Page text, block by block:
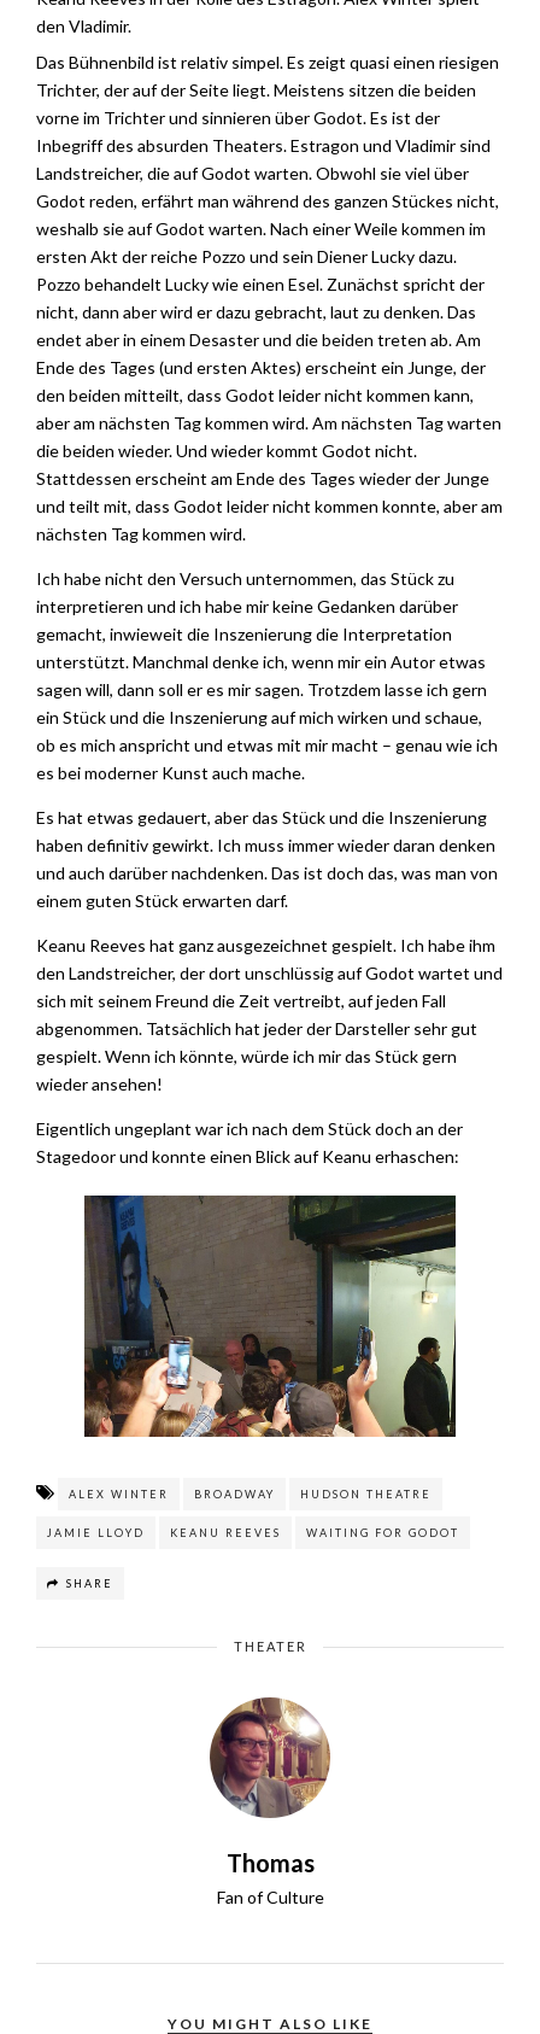
den Vladimir.
Das Bühnenbild ist relativ simpel. Es zeigt quasi einen riesigen
Trichter, der auf der Seite liegt. Meistens sitzen die beiden
vorne im Trichter und sinnieren über Godot. Es ist der
Inbegriff des absurden Theaters. Estragon und Vladimir sind
Landstreicher, die auf Godot warten. Obwohl sie viel über
Godot reden, erfährt man während des ganzen Stückes nicht,
weshalb sie auf Godot warten. Nach einer Weile kommen im
ersten Akt der reiche Pozzo und sein Diener Lucky dazu.
Pozzo behandelt Lucky wie einen Esel. Zunächst spricht der
nicht, dann aber wird er dazu gebracht, laut zu denken. Das
endet aber in einem Desaster und die beiden treten ab. Am
Ende des Tages (und ersten Aktes) erscheint ein Junge, der
den beiden mitteilt, dass Godot leider nicht kommen kann,
aber am nächsten Tag kommen wird. Am nächsten Tag warten
die beiden wieder. Und wieder kommt Godot nicht.
Stattdessen erscheint am Ende des Tages wieder der Junge
und teilt mit, dass Godot leider nicht kommen konnte, aber am
nächsten Tag kommen wird.
Ich habe nicht den Versuch unternommen, das Stück zu
interpretieren und ich habe mir keine Gedanken darüber
gemacht, inwieweit die Inszenierung die Interpretation
unterstützt. Manchmal denke ich, wenn mir ein Autor etwas
sagen will, dann soll er es mir sagen. Trotzdem lasse ich gern
ein Stück und die Inszenierung auf mich wirken und schaue,
ob es mich anspricht und etwas mit mir macht – genau wie ich
es bei moderner Kunst auch mache.
Es hat etwas gedauert, aber das Stück und die Inszenierung
haben definitiv gewirkt. Ich muss immer wieder daran denken
und auch darüber nachdenken. Das ist doch das, was man von
einem guten Stück erwarten darf.
Keanu Reeves hat ganz ausgezeichnet gespielt. Ich habe ihm
den Landstreicher, der dort unschlüssig auf Godot wartet und
sich mit seinem Freund die Zeit vertreibt, auf jeden Fall
abgenommen. Tatsächlich hat jeder der Darsteller sehr gut
gespielt. Wenn ich könnte, würde ich mir das Stück gern
wieder ansehen!
Eigentlich ungeplant war ich nach dem Stück doch an der
Stagedoor und konnte einen Blick auf Keanu erhaschen:
ALEX WINTER BROADWAY HUDSON THEATRE
JAMIE LLOYD KEANU REEVES WAITING FOR GODOT
SHARE
THEATER
Thomas
Fan of Culture
YOU MIGHT ALSO LIKE